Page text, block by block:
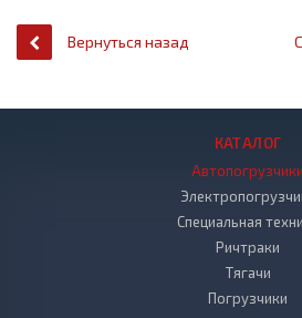
Вернуться назад
КАТАЛОГ
Автопогрузчики
Специальная
Ричтраки
Тягачи
Погрузчики